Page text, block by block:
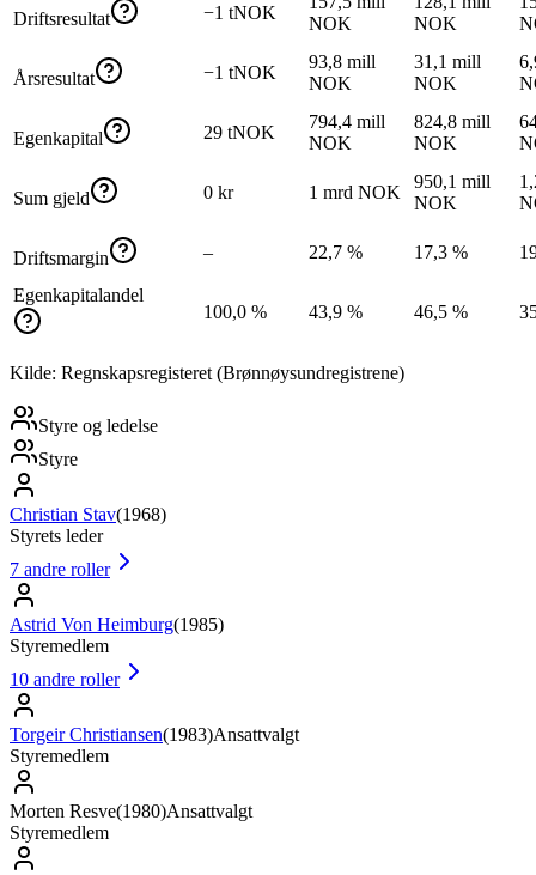
Driftsresultat −1 tNOK
NOK
NOK
Årsresultat −1 tNOK
93,8 mill
NOK
31,1 mill
NOK
Egenkapital 29 tNOK
794,4 mill
NOK
824,8 mill
NOK
Sum gjeld 0 kr 1 mrd NOK
950,1 mill
NOK
Driftsmargin – 22,7 % 17,3 %
Egenkapitalandel
100,0 %
43,9 % 46,5 %
Kilde: Regnskapsregisteret (Brønnøysundregistrene)
Styre og ledelse
Styre
Christian Stav(1968)
Styrets leder
7 andre roller
Astrid Von Heimburg(1985)
Styremedlem
10 andre roller
Torgeir Christiansen(1983)Ansattvalgt
Styremedlem
Morten Resve(1980)Ansattvalgt
Styremedlem